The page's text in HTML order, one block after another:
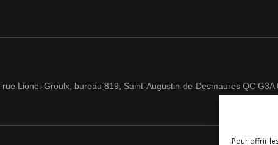
Pour offrir
rue Lionel-Groulx, bureau 819, Saint-Augustin-de-Desmaures QC G3A